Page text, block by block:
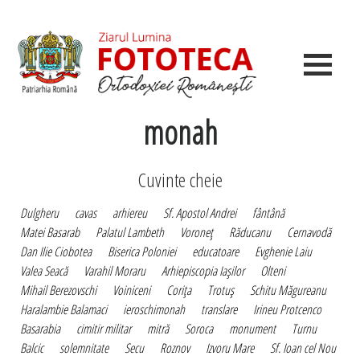
monah
Cuvinte cheie
Dulgheru cavas arhiereu Sf. Apostol Andrei
fântână
Matei Basarab
Palatul Lambeth Voroneţ Răducanu
Cernavodă
Dan Ilie Ciobotea
Biserica Poloniei educatoare
Evghenie Laiu
Valea Seacă
Varahil Moraru Arhiepiscopia Iaşilor
Olteni
Mihail Berezovschi
Voiniceni Coriţa Trotuş
Schitu Măgureanu
Haralambie Balamaci
ieroschimonah translare
Irineu Protcenco
Basarabia
cimitir militar mitră Soroca monument
Turnu
Balcic
solemnitate Secu Roznov Izvoru Mare
Sf. Ioan cel Nou